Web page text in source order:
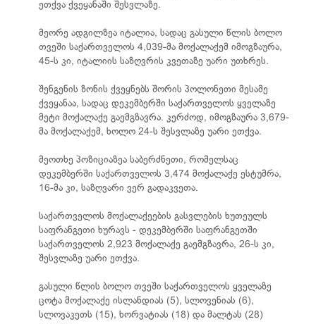
ეთქვა ქვეყანაში შესვლაზე.
მეორე ადგილზეა იტალია, სადაც გასული წლის ბოლო
თვეში საქართველოს 4,039-მა მოქალაქემ იმოგზაურა,
45-ს კი, იტალიის საზღვრის კვეთაზე უარი უთხრეს.
შენგენის ზონის ქვეყნებს შორის პოლონეთი მესამე
ქვეყანაა, სადაც დეკემბერში საქართველოს ყველაზე
მეტი მოქალაქე გაემგზავრა. კერძოდ, იმოგზაურა 3,679-
მა მოქალაქემ, ხოლო 24-ს შესვლაზე უარი ეთქვა.
მეოთხე პოზიციაზეა საბერძნეთი, რომელსაც
დეკემბერში საქართველოს 3,474 მოქალაქე ესტუმრა,
16-მა კი, საზღვარი ვერ გადაკვეთა.
საქართველოს მოქალაქეების გასვლების ხუთეულს
საფრანგეთი ხურავს - დეკემბერში საფრანგეთში
საქართველოს 2,923 მოქალაქე გაემგზავრა, 26-ს კი,
შესვლაზე უარი ეთქვა.
გასული წლის ბოლო თვეში საქართველოს ყველაზე
ცოტა მოქალაქე ისლანდიას (5), სლოვენიას (6),
სლოვაკეთს (15), ხორვატიას (18) და მალტას (28)